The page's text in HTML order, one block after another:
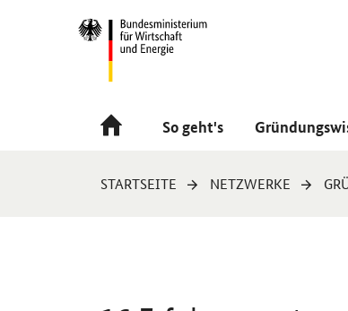
Navigation
Hauptmenü
So geht's
Sie
STARTSEITE NETZWERKE